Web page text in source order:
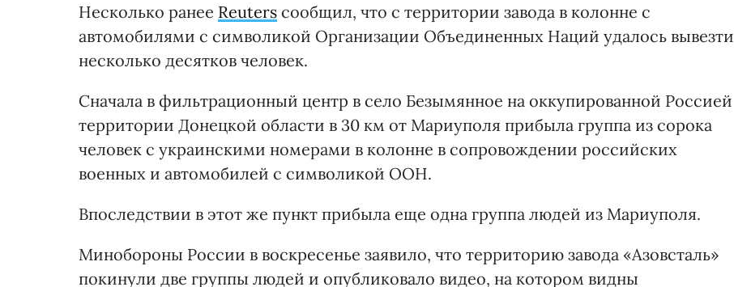
Несколько ранее Reuters сообщил, что с территории завода в колонне с
автомобилями с символикой Организации Объединенных Наций удалось вывезти
несколько десятков человек.
Сначала в фильтрационный центр в село Безымянное на оккупированной Россией
территории Донецкой области в 30 км от Мариуполя прибыла группа из сорока
человек с украинскими номерами в колонне в сопровождении российских
военных и автомобилей с символикой ООН.
Впоследствии в этот же пункт прибыла еще одна группа людей из Мариуполя.
Минобороны России в воскресенье заявило, что территорию завода «Азовсталь»
покинули две группы людей и опубликовало видео, на котором видны